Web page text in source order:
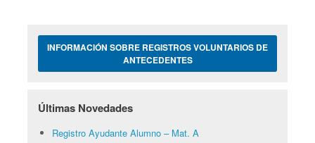
INFORMACIÓN SOBRE REGISTROS VOLUNTARIOS DE
ANTECEDENTES
Últimas Novedades
Registro Ayudante Alumno – Mat. A